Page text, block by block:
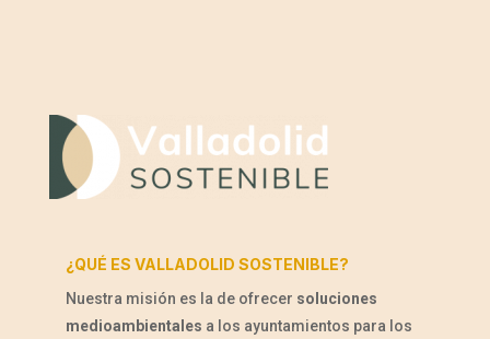
¿QUÉ ES VALLADOLID SOSTENIBLE?
Nuestra misión es la de ofrecer soluciones
medioambientales a los ayuntamientos para los